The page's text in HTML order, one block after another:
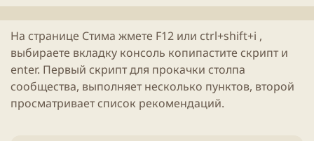
и
к
а
и
и
н
и
я
т
а
На странице Стима жмете F12 или ctrl+shift+i ,
выбираете вкладку консоль копипастите скрипт и
enter. Первый скриптдля прокачки столпа
сообщества, выполняет несколько пунктов, второй
просматривает список рекомендаций.